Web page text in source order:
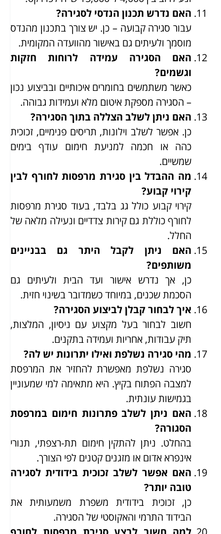
האם נדרש תכנון הנדסי לסגירה?
עבור סגירה קבועה – כן. יש צורך בתכנון מהנדס
מוסמך ולעיתים גם באישור מהוועדה המקומית.
האם הסגירה עמידה לרוחות חזקות
וגשמים?
כאשר משתמשים בחומרים איכותיים ובביצוע נכון
– הסגירה מספקת איטום מלא ועמידות גבוהה.
האם ניתן לשלב הצללה בתוך הסגירה?
כן. אפשר לשלב וילונות, תריסים פנימיים, זכוכית
כהה או חכמה למניעת חימום עודף בימים
שמשיים.
מה ההבדל בין סגירת מרפסות לחורף לבין
קירוי קבוע?
קירוי קבוע כולל גג בלבד, בעוד סגירת מרפסות
לחורף כוללת גם קירות צדדיים ונעילה מלאה של
החלל.
האם ניתן לקבל היתר גם בבניינים
משותפים?
כן, אך נדרש אישור ועד הבית ולעיתים גם
הסכמת שכנים, במיוחד כשמדובר בשינוי חזית.
איך לבחור קבלן לביצוע הסגירה?
חשוב לבחור בעל מקצוע עם ניסיון, המלצות,
תיק עבודות, אחריות ועמידה בתקנים.
מהי סגירה נשלפת ואילו יתרונות יש לה?
סגירה נשלפת מאפשרת להחזיר את המרפסת
למצבה הפתוח בקיץ. היא מתאימה למי שמעוניין
בגמישות עונתית.
האם ניתן לשלב פתרונות חימום במרפסת
הסגורה?
בהחלט. ניתן להתקין חימום תת-רצפתי, תנורי
אינפרא אדום או מזגנים קטנים לפי הצורך.
האם אפשר לשלב זכוכית בידודית לסגירה
טובה יותר?
כן, זכוכית בידודית משפרת משמעותית את
הבידוד התרמי והאקוסטי של הסגירה.